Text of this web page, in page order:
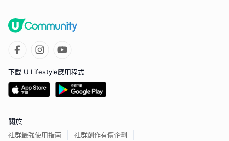
下載 U Lifestyle應用程式
關於
社群最強使用指南 社群創作有價企劃